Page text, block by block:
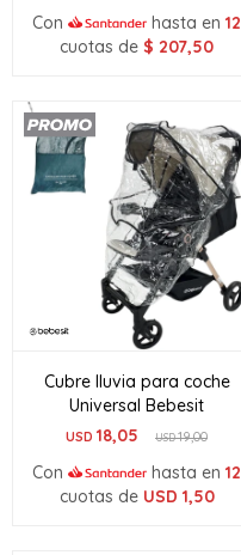
Con hasta en 12
cuotas de $ 207,50
Cubre lluvia para coche
Universal Bebesit
USD 18,05 USD19,00
Con hasta en 12
cuotas de USD 1,50